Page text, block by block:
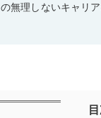
の無理しないキャリ